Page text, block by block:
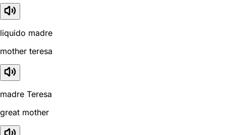
liquido madre
mother teresa
madre Teresa
great mother